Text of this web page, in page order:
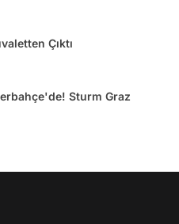
Çıktı
Sturm Graz